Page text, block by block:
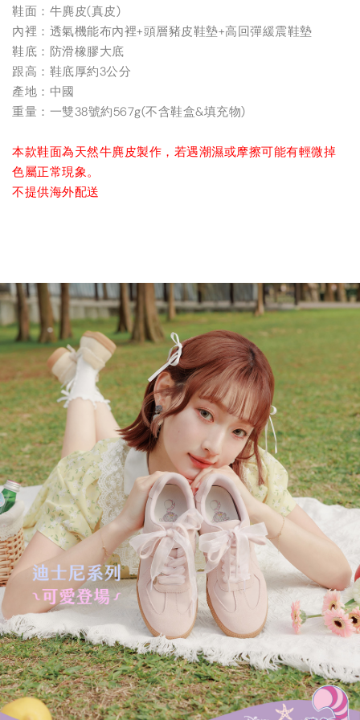
鞋面：牛麂皮(真皮)
內裡：透氣機能布內裡+頭層豬皮鞋墊+高回彈緩震鞋墊
鞋底：防滑橡膠大底
跟高：鞋底厚約3公分
產地：中國
重量：一雙38號約567g(不含鞋盒&填充物)
本款鞋面為天然牛麂皮製作，若遇潮濕或摩擦可能有輕微掉
色屬正常現象。
不提供海外配送